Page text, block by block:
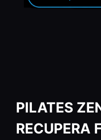
PILATES
RECUPERA